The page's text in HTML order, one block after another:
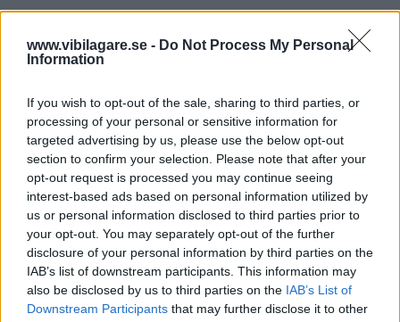
www.vibilagare.se - Do Not Process My Personal
Information
If you wish to opt-out of the sale, sharing to third parties, or
processing of your personal or sensitive information for
targeted advertising by us, please use the below opt-out
section to confirm your selection. Please note that after your
opt-out request is processed you may continue seeing
interest-based ads based on personal information utilized by
us or personal information disclosed to third parties prior to
your opt-out. You may separately opt-out of the further
disclosure of your personal information by third parties on the
IAB’s list of downstream participants. This information may
also be disclosed by us to third parties on the IAB’s List of
Downstream Participants that may further disclose it to other
Allt går på bråkdelar av en sekund men
principen är densamma.
Allt fungerar bratill den dagen då gaspedalen
vidarebefordrar en annan order än den föraren
givit.
Datorn tänker inte utan verkställer bara ordern.
Är denna full gas kan en fatal olycka uppstå.
Kanske gasvajer inte är så dumt ändå, eller vad